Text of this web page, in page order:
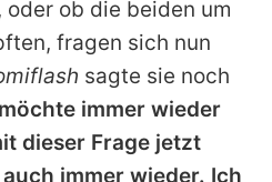
ob die beiden um
fragen sich nun
sagte sie noch
immer wieder
dieser Frage jetzt
immer wieder. Ich